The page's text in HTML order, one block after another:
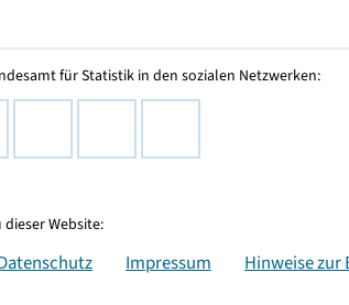
für Statistik in den sozialen Netzwerken:
Website:
Impressum Hinweise